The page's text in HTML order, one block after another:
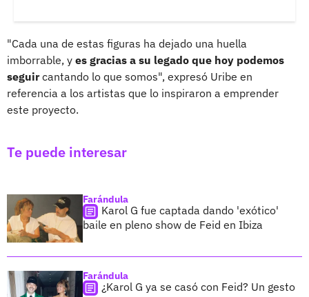
"Cada una de estas figuras ha dejado una huella
imborrable, y es gracias a su legado que hoy podemos
seguircantando lo que somos", expresó Uribe en
referencia a los artistas que lo inspiraron a emprender
este proyecto.
Te puede interesar
Farándula
Karol G fue captada dando 'exótico'
baile en pleno show de Feid en Ibiza
Farándula
¿Karol G ya se casó con Feid? Un gesto